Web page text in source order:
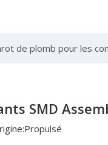
de plomb pour les
SMD
Propulsé